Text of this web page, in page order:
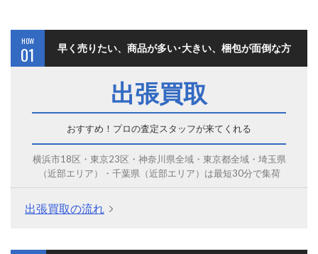
HOW
01 早く売りたい、商品が多い･大きい、梱包が面倒な方
出張買取
おすすめ！プロの査定スタッフが来てくれる
横浜市18区・東京23区・神奈川県全域・東京都全域・埼玉県
（近部エリア）・千葉県（近部エリア）は最短30分で集荷
出張買取の流れ